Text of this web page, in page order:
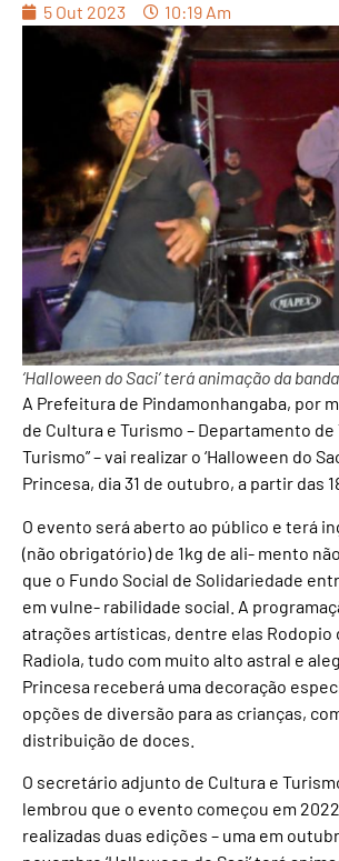
5 Out 2023 10:19 Am
‘Halloween do Saci’ terá animação da
A Prefeitura de Pindamonhangaba, por
de Cultura e Turismo – Departamento de
Turismo” – vai realizar o ‘Halloween do
Princesa, dia 31 de outubro, a partir das
O evento será aberto ao público e terá
(não obrigatório) de 1kg de ali- mento
que o Fundo Social de Solidariedade
em vulne- rabilidade social. A
atrações artísticas, dentre elas Rodopio
Radiola, tudo com muito alto astral e
Princesa receberá uma decoração
opções de diversão para as crianças,
distribuição de doces.
O secretário adjunto de Cultura e
lembrou que o evento começou em
realizadas duas edições – uma em